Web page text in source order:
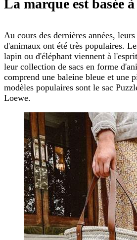
La marque est basée
Au cours des dernières années,
d'animaux ont été très populaires.
lapin ou d'éléphant viennent à
leur collection de sacs en forme
comprend une baleine bleue et une
modèles populaires sont le sac
Loewe.